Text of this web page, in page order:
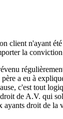
n'ayant
la
a eu à
c'est tout
de A.V. qui
droit de